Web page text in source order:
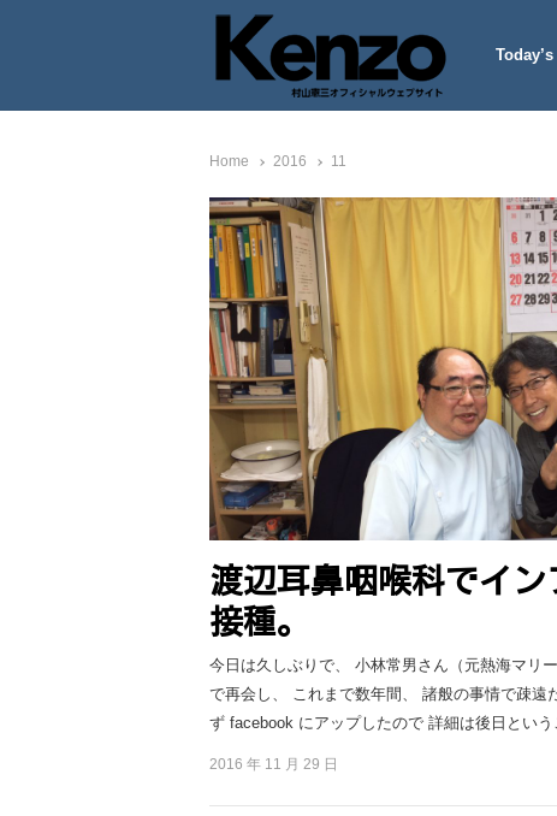
七転八起 – 村山憲三
村山憲三ウェブサイト
Home 2016 11
渡辺耳鼻咽喉科でイ
接種。
今日は久しぶりで、 小林常男さん（元熱海マリ
で再会し、 これまで数年間、 諸般の事情で疎遠
ず facebook にアップしたので 詳細は後日とい
2016 年 11 月 29 日